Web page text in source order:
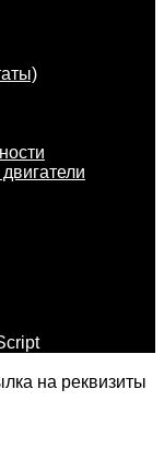
на реквизиты